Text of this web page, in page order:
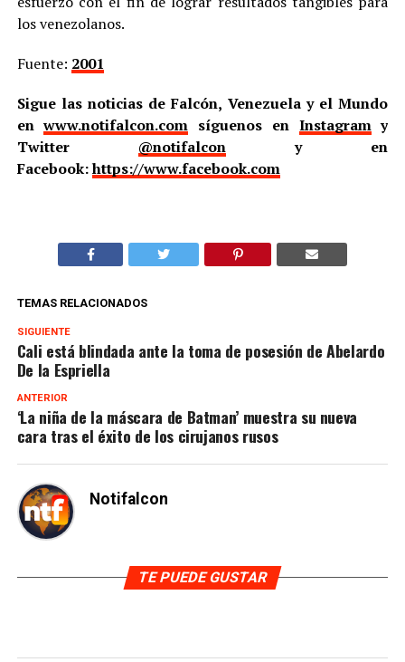
los venezolanos.
Fuente: 2001
Sigue las noticias de Falcón, Venezuela y el Mundo
enwww.notifalcon.com síguenos en Instagramy
Twitter @notifalcony en
Facebook:https://www.facebook.com
TEMAS RELACIONADOS
SIGUIENTE
Cali está blindada ante la toma de posesión de Abelardo
De la Espriella
ANTERIOR
‘La niña de la máscara de Batman’ muestra su nueva
cara tras el éxito de los cirujanos rusos
Notifalcon
TE PUEDE GUSTAR